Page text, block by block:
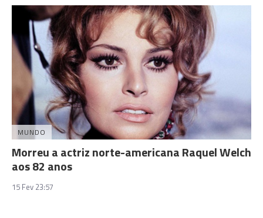
MUNDO
Morreu a actriz norte-americana Raquel Welch
aos 82 anos
15 Fev 23:57